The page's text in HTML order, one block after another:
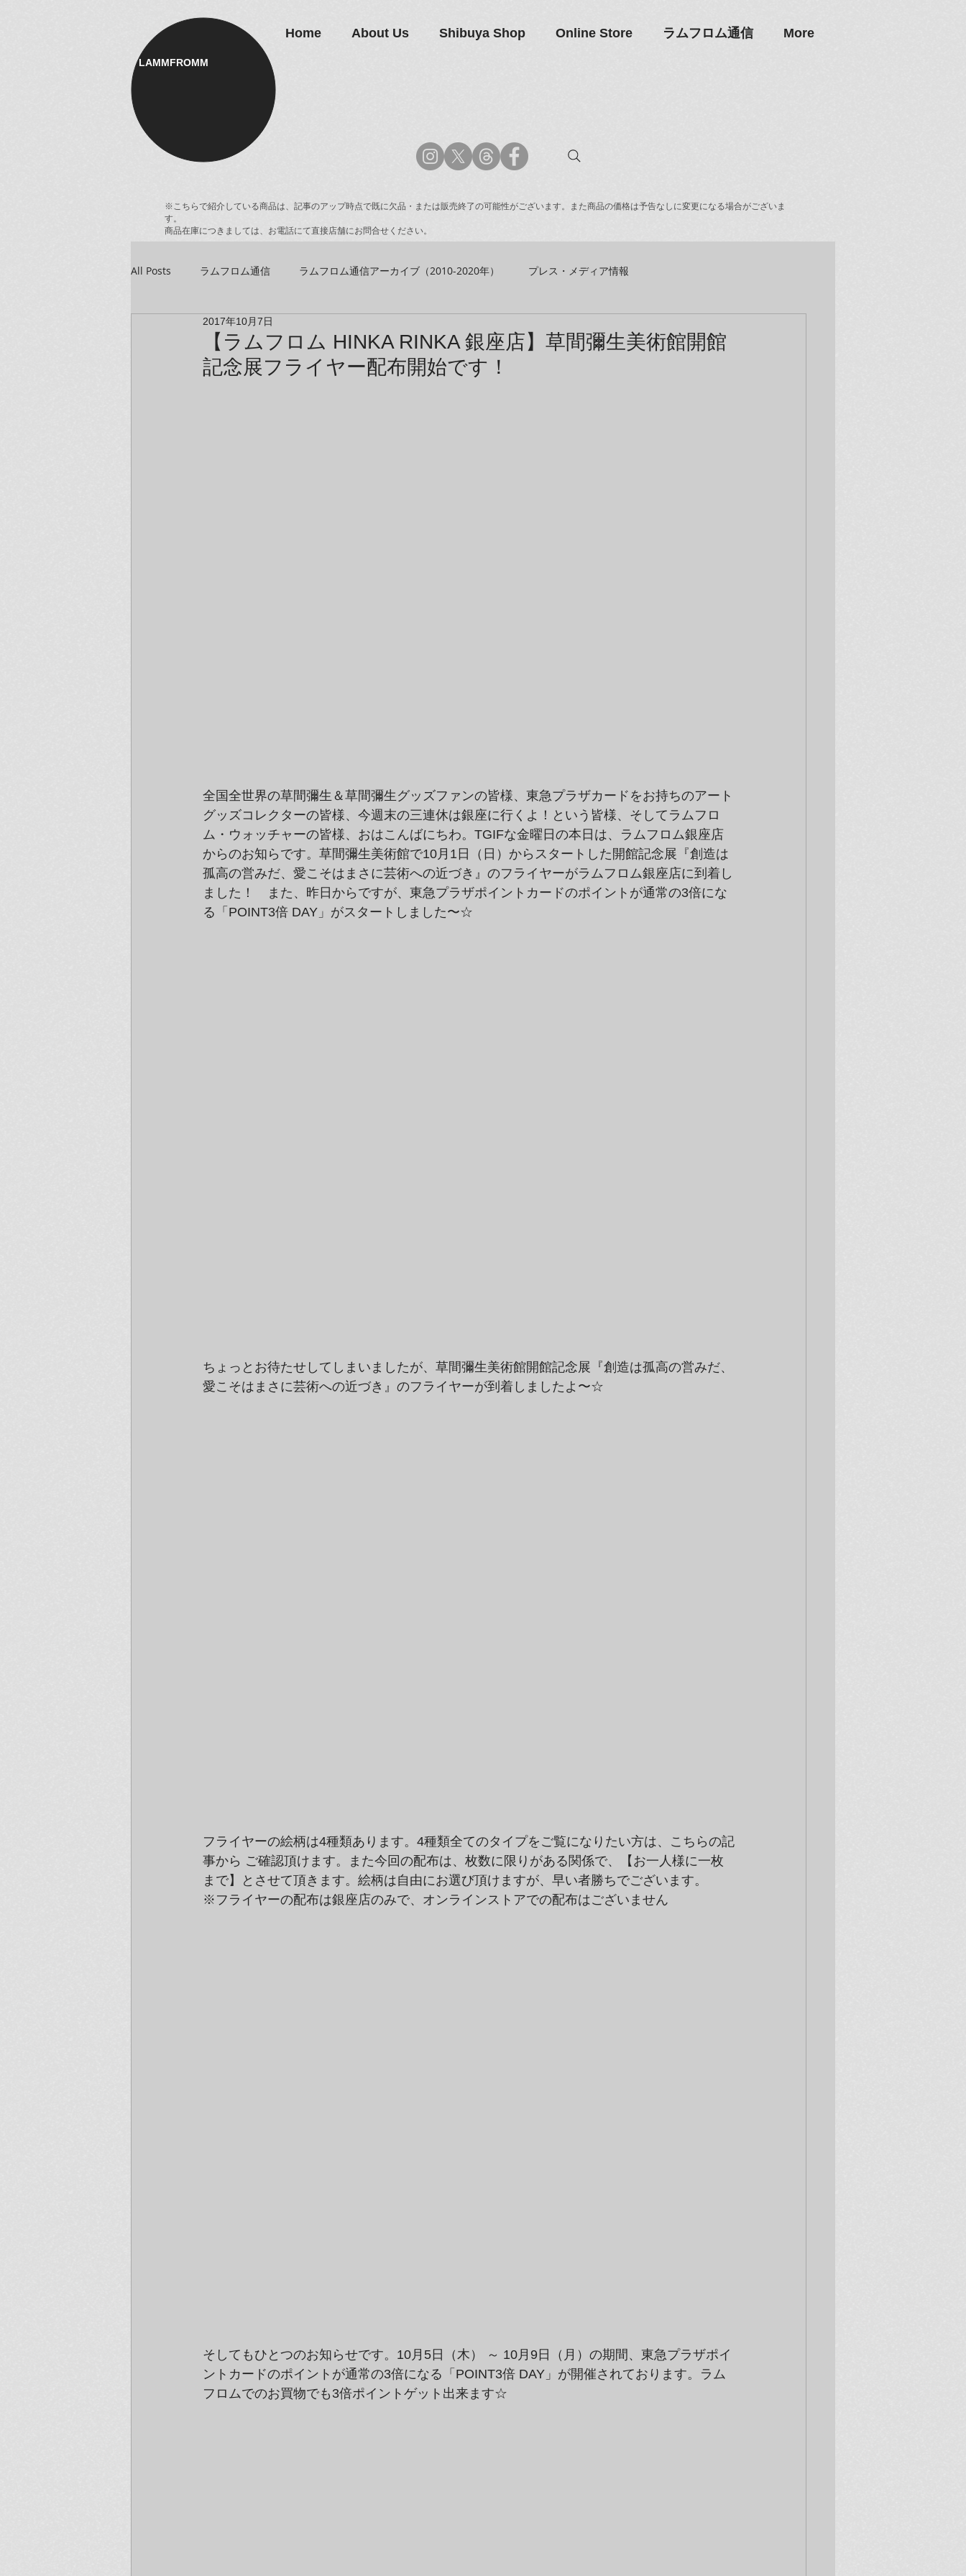
LAMMFROMM​
Home About Us Shibuya Shop Online Store ラムフロム通信 More
※こちらで紹介している商品は、記事のアップ時点で既に欠品・または販売終了の可能性がございます。また商品の価格は予告なしに変更になる場合がございま
す。
商品在庫につきましては、お電話にて直接店舗にお問合せください。
All Posts ラムフロム通信 ラムフロム通信アーカイブ（2010-2020年） プレス・メディア情報
アーティスト＆クリエイター紹介
【ラムフロム HINKA RINKA 銀座店】草間彌生美術館開館
記念展フライヤー配布開始です！
2017年10月7日
全国全世界の草間彌生＆草間彌生グッズファンの皆様、東急プラザカードをお持ちのアート
グッズコレクターの皆様、今週末の三連休は銀座に行くよ！という皆様、そしてラムフロ
ム・ウォッチャーの皆様、おはこんばにちわ。TGIFな金曜日の本日は、ラムフロム銀座店
からのお知らです。草間彌生美術館で10月1日（日）からスタートした開館記念展『創造は
孤高の営みだ、愛こそはまさに芸術への近づき』のフライヤーがラムフロム銀座店に到着し
ました！　また、昨日からですが、東急プラザポイントカードのポイントが通常の3倍にな
る「POINT3倍 DAY」がスタートしました〜☆
ちょっとお待たせしてしまいましたが、草間彌生美術館開館記念展『創造は孤高の営みだ、
愛こそはまさに芸術への近づき』のフライヤーが到着しましたよ〜☆
フライヤーの絵柄は4種類あります。4種類全てのタイプをご覧になりたい方は、こちらの記
事から ご確認頂けます。また今回の配布は、枚数に限りがある関係で、【お一人様に一枚
まで】とさせて頂きます。絵柄は自由にお選び頂けますが、早い者勝ちでございます。
※フライヤーの配布は銀座店のみで、オンラインストアでの配布はございません
そしてもひとつのお知らせです。10月5日（木） ～ 10月9日（月）の期間、東急プラザポイ
ントカードのポイントが通常の3倍になる「POINT3倍 DAY」が開催されております。ラム
フロムでのお買物でも3倍ポイントゲット出来ます☆